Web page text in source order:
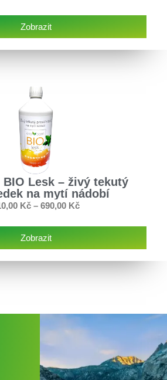
Zobrazit
BIO Lesk – živý tekutý
na mytí nádobí
Kč – 690,00 Kč
Zobrazit